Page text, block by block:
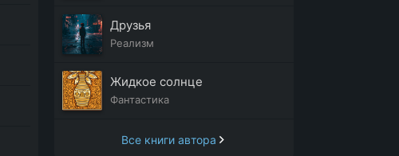
Друзья
Реализм
Жидкое солнце
Фантастика
Все книги автора